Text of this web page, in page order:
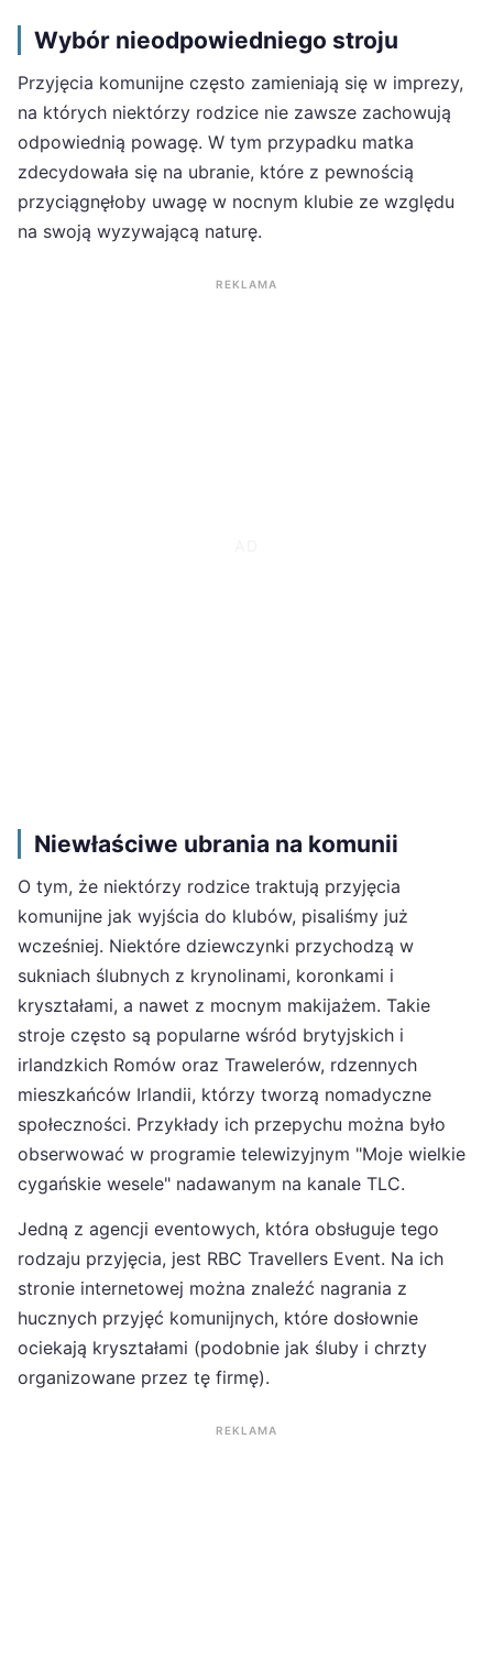
Wybór nieodpowiedniego stroju
Przyjęcia komunijne często zamieniają się w imprezy,
na których niektórzy rodzice nie zawsze zachowują
odpowiednią powagę. W tym przypadku matka
zdecydowała się na ubranie, które z pewnością
przyciągnęłoby uwagę w nocnym klubie ze względu
na swoją wyzywającą naturę.
REKLAMA
Niewłaściwe ubrania na komunii
O tym, że niektórzy rodzice traktują przyjęcia
komunijne jak wyjścia do klubów, pisaliśmy już
wcześniej. Niektóre dziewczynki przychodzą w
sukniach ślubnych z krynolinami, koronkami i
kryształami, a nawet z mocnym makijażem. Takie
stroje często są popularne wśród brytyjskich i
irlandzkich Romów oraz Trawelerów, rdzennych
mieszkańców Irlandii, którzy tworzą nomadyczne
społeczności. Przykłady ich przepychu można było
obserwować w programie telewizyjnym "Moje wielkie
cygańskie wesele" nadawanym na kanale TLC.
Jedną z agencji eventowych, która obsługuje tego
rodzaju przyjęcia, jest RBC Travellers Event. Na ich
stronie internetowej można znaleźć nagrania z
hucznych przyjęć komunijnych, które dosłownie
ociekają kryształami (podobnie jak śluby i chrzty
organizowane przez tę firmę).
REKLAMA